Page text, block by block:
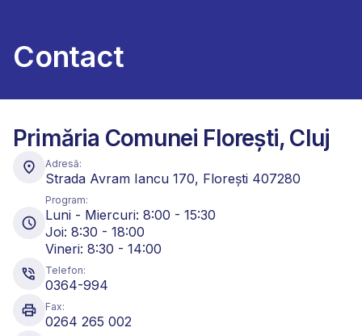
Contact
Primăria Comunei Florești, Cluj
Adresă:
Strada Avram Iancu 170, Florești 407280
Program:
Luni - Miercuri: 8:00 - 15:30
Joi: 8:30 - 18:00
Vineri: 8:30 - 14:00
Telefon:
0364-994
Fax:
0264 265 002